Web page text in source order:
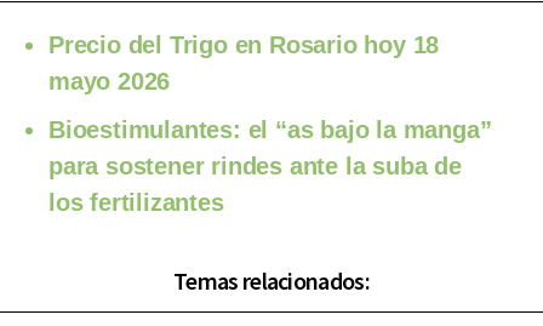
Precio del Trigo en Rosario hoy 18
mayo 2026
Bioestimulantes: el “as bajo la manga”
para sostener rindes ante la suba de
los fertilizantes
Temas relacionados: